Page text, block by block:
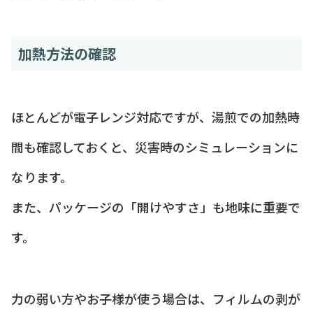
加熱方法の確認
ほとんどが電子レンジ対応ですが、湯煎での加熱時
間も確認しておくと、災害時のシミュレーションに
なります。
また、パッケージの「開けやすさ」も地味に重要で
す。
力の弱い方やお子様が使う場合は、フィルムの剥が